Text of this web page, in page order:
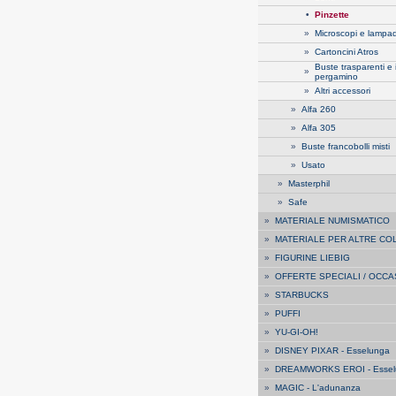
• Pinzette
» Microscopi e
» Cartoncini Atros
» Buste trasparenti e
pergamino
» Altri accessori
» Alfa 260
» Alfa 305
» Buste francobolli misti
» Usato
» Masterphil
» Safe
» MATERIALE NUMISMATICO
» MATERIALE PER ALTRE
» FIGURINE LIEBIG
» OFFERTE SPECIALI /
» STARBUCKS
» PUFFI
» YU-GI-OH!
» DISNEY PIXAR - Esselunga
» DREAMWORKS EROI -
» MAGIC - L'adunanza